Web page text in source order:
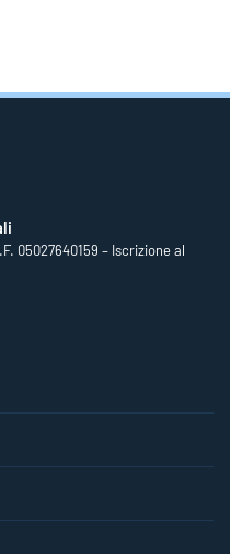
05027640159 – Iscrizione al